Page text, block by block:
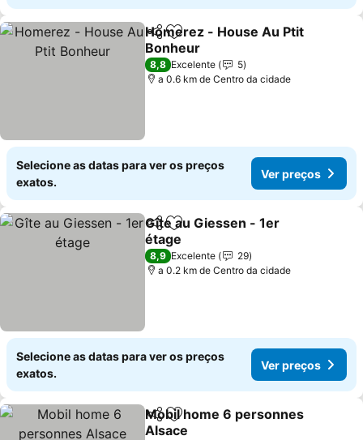
PartilharAdicionar aos favoritos
Homerez - House Au Ptit
Bonheur
8,8 Excelente
5
a 0.6 km de Centro da cidade
Selecione as datas para ver os preços
exatos.
Ver preços
PartilharAdicionar aos favoritos
Gîte au Giessen - 1er
étage
8,9 Excelente
29
a 0.2 km de Centro da cidade
Selecione as datas para ver os preços
exatos.
Ver preços
PartilharAdicionar aos favoritos
Mobil home 6 personnes
Alsace